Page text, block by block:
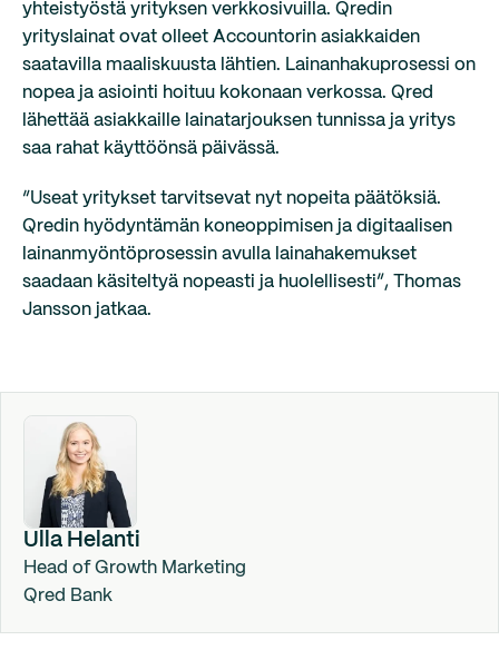
yhteistyöstä yrityksen verkkosivuilla. Qredin
yrityslainat ovat olleet Accountorin asiakkaiden
saatavilla maaliskuusta lähtien. Lainanhakuprosessi on
nopea ja asiointi hoituu kokonaan verkossa. Qred
lähettää asiakkaille lainatarjouksen tunnissa ja yritys
saa rahat käyttöönsä päivässä.
“Useat yritykset tarvitsevat nyt nopeita päätöksiä.
Qredin hyödyntämän koneoppimisen ja digitaalisen
lainanmyöntöprosessin avulla lainahakemukset
saadaan käsiteltyä nopeasti ja huolellisesti”, Thomas
Jansson jatkaa.
Ulla Helanti
Head of Growth Marketing
Qred Bank